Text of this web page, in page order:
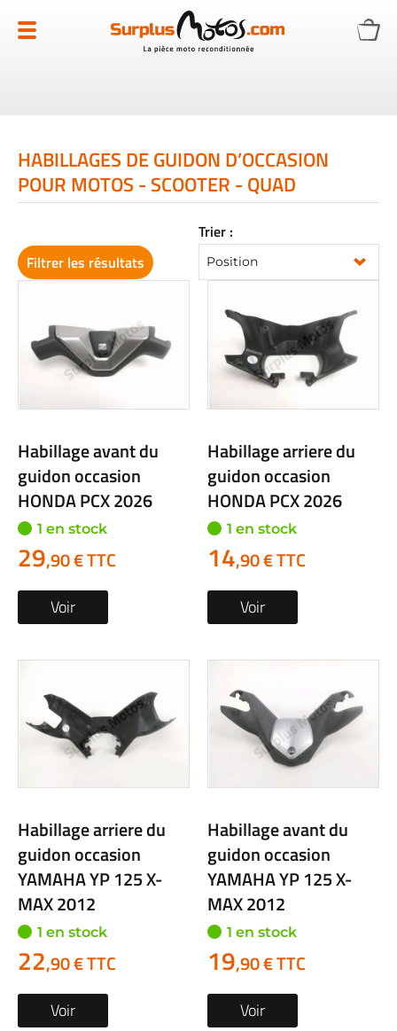
au
contenu
HABILLAGES DE GUIDON D’OCCASION
POUR MOTOS - SCOOTER - QUAD
Trier :
Habillage avant du
guidon occasion
HONDA PCX 2026
1 en stock
29,90 € TTC
Voir
Habillage arriere du
guidon occasion
HONDA PCX 2026
1 en stock
14,90 € TTC
Voir
Habillage arriere du
guidon occasion
YAMAHA YP 125 X-
MAX 2012
1 en stock
22,90 € TTC
Voir
Habillage avant du
guidon occasion
YAMAHA YP 125 X-
MAX 2012
1 en stock
19,90 € TTC
Voir
Filtrer les résultats